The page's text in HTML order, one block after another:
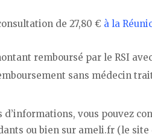
de 27,80 € à la
remboursé par le RSI
sans médecin
d’informations, vous pouvez
ou bien sur ameli.fr (le site